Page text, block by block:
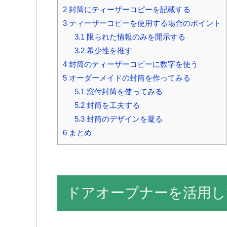
2 封筒にティーザーコピーを記載する
3 ティーザーコピーを使用する場合のポイント
3.1 限られた情報のみを開示する
3.2 希少性を推す
4 封筒のティーザーコピーに数字を使う
5 オーダーメイドの封筒を作ってみる
5.1 窓付封筒を使ってみる
5.2 封筒を工夫する
5.3 封筒のデザインを凝る
6 まとめ
ドアオープナーを活用